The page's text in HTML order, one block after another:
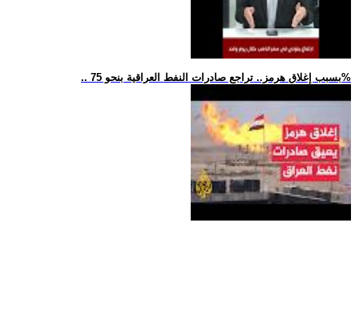
.. بسبب إغلاق هرمز.. تراجع صادرات النفط العراقية بنحو 75%